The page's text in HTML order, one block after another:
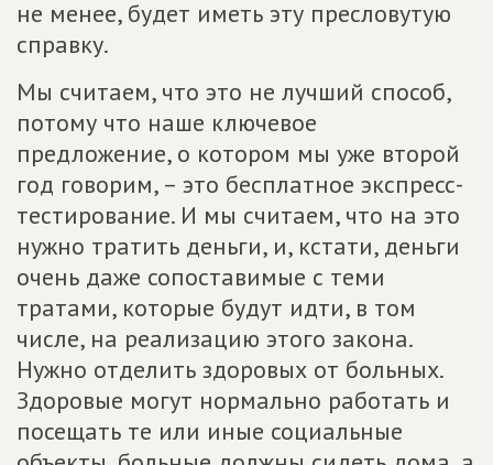
не менее, будет иметь эту пресловутую
справку.
Мы считаем, что это не лучший способ,
потому что наше ключевое
предложение, о котором мы уже второй
год говорим, – это бесплатное экспресс-
тестирование. И мы считаем, что на это
нужно тратить деньги, и, кстати, деньги
очень даже сопоставимые с теми
тратами, которые будут идти, в том
числе, на реализацию этого закона.
Нужно отделить здоровых от больных.
Здоровые могут нормально работать и
посещать те или иные социальные